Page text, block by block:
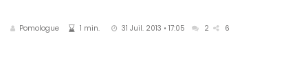
Pomologue 1 min. 31 Juil. 2013 • 17:05 2 6